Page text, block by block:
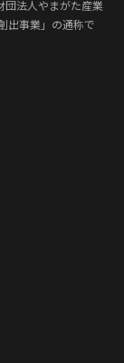
法人やまがた産業
出事業」の通称で